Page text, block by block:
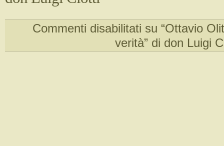
Commenti disabilitati su “Ottavio
verità” di don Luigi